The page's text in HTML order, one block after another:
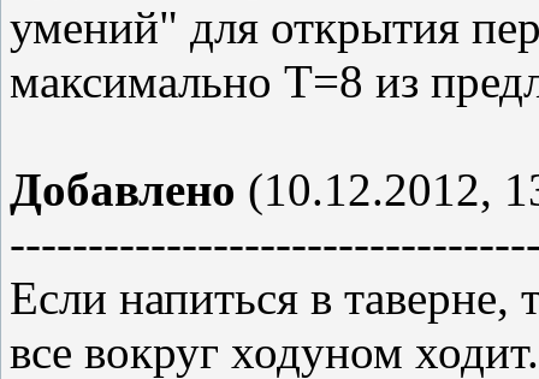
умений" для открытия
максимально Т=8 из
Добавлено (10.12.2012,
Если напиться в
все вокруг ходуном ходит.